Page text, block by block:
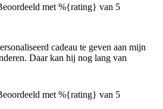
met %{rating} van 5
cadeau te geven aan mijn
Daar kan hij nog lang van
met %{rating} van 5